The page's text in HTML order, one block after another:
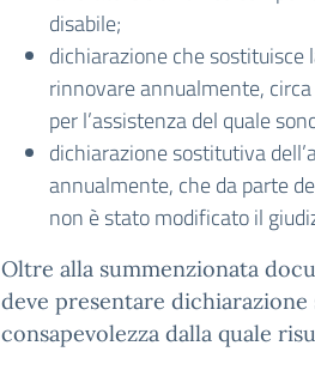
disabile;
dichiarazione che
rinnovare annualmente,
per l’assistenza del quale
dichiarazione sostitutiva
annualmente, che da parte
non è stato modificato il
Oltre alla summenzionata
deve presentare
consapevolezza dalla quale